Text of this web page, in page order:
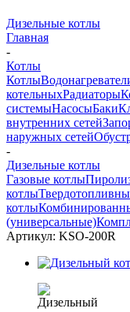
Дизельные котлы
Главная
-
Котлы
Котлы
котельныхРадиаторы
системыНасосыБаки
внутренних сетей
наружных сетей
-
Дизельные котлы
Газовые котлы
котлы
котлы
(универсальные)
Артикул: KSO-200R